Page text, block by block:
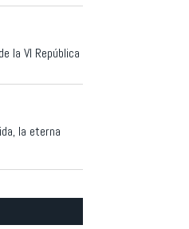
la VI República
la eterna